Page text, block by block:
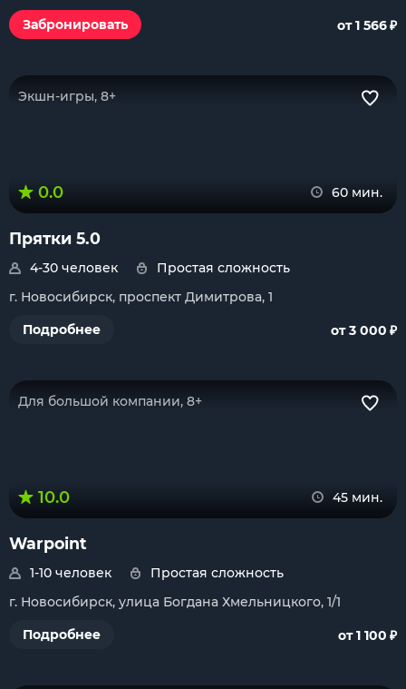
Забронировать от 1 566₽
Экшн-игры, 8+
0.0 60 мин.
Прятки 5.0
4-30 человек
Простая сложность
г. Новосибирск, проспект Димитрова, 1
Подробнее
от 3 000 ₽
Для большой компании, 8+
10.0 45 мин.
Warpoint
1-10 человек
Простая сложность
г. Новосибирск, улица Богдана Хмельницкого, 1/1
Подробнее
от 1 100 ₽